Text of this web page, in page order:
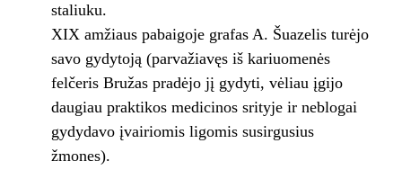
staliuku.
XIX amžiaus pabaigoje grafas A. Šuazelis turėjo
savo gydytoją (parvažiavęs iš kariuomenės
felčeris Bružas pradėjo jį gydyti, vėliau įgijo
daugiau praktikos medicinos srityje ir neblogai
gydydavo įvairiomis ligomis susirgusius
žmones).